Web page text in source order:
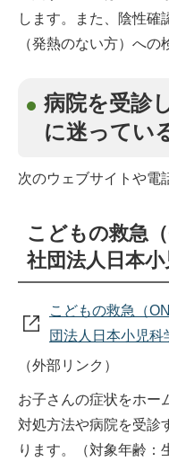
します。また、陰性確
（発熱のない方）への
病院を受診
に迷ってい
次のウェブサイトや電
こどもの救急
社団法人日本小
こどもの救急（
団法人日本小児科
（外部リンク）
お子さんの症状をホー
対処方法や病院を受診
ります。（対象年齢：